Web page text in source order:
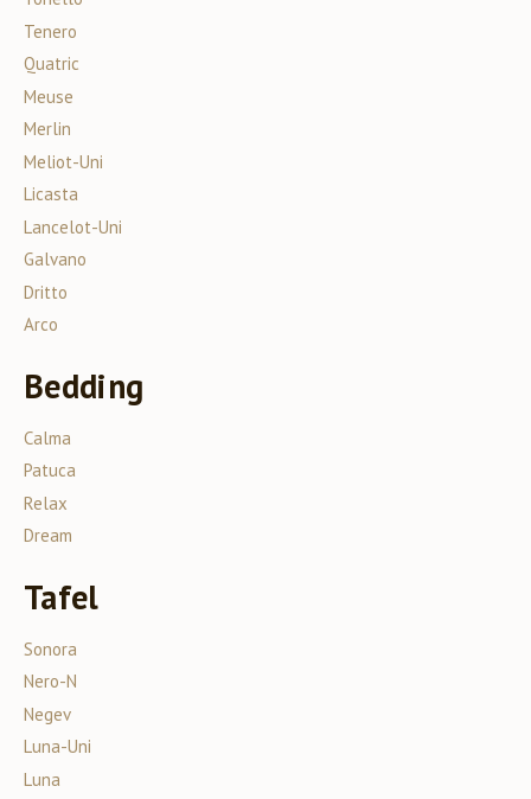
Tenero
Quatric
Meuse
Merlin
Meliot-Uni
Licasta
Lancelot-Uni
Galvano
Dritto
Arco
Bedding
Calma
Patuca
Relax
Dream
Tafel
Sonora
Nero-N
Negev
Luna-Uni
Luna